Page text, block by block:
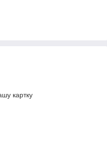
картку